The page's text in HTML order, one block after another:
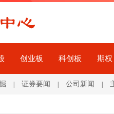
创业板 科创板 期权
| 证券要闻 | 公司新闻 |